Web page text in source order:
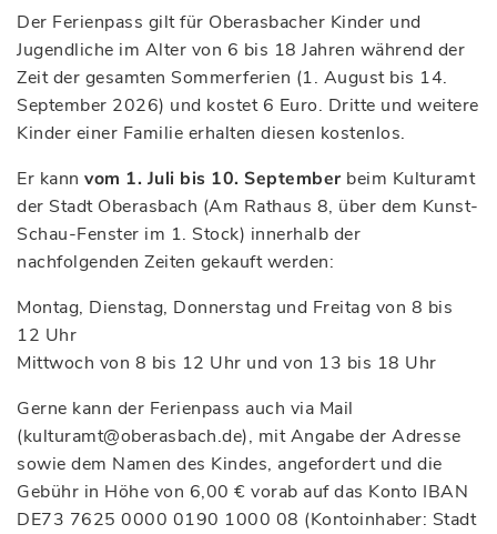
Der Ferienpass gilt für Oberasbacher Kinder und
Jugendliche im Alter von 6 bis 18 Jahren während der
Zeit der gesamten Sommerferien (1. August bis 14.
September 2026) und kostet 6 Euro. Dritte und weitere
Kinder einer Familie erhalten diesen kostenlos.
Er kann vom 1. Juli bis 10. September beim Kulturamt
der Stadt Oberasbach (Am Rathaus 8, über dem Kunst-
Schau-Fenster im 1. Stock) innerhalb der
nachfolgenden Zeiten gekauft werden:
Montag, Dienstag, Donnerstag und Freitag von 8 bis
12 Uhr
Mittwoch von 8 bis 12 Uhr und von 13 bis 18 Uhr
Gerne kann der Ferienpass auch via Mail
(kulturamt@oberasbach.de), mit Angabe der Adresse
sowie dem Namen des Kindes, angefordert und die
Gebühr in Höhe von 6,00 € vorab auf das Konto IBAN
DE73 7625 0000 0190 1000 08 (Kontoinhaber: Stadt